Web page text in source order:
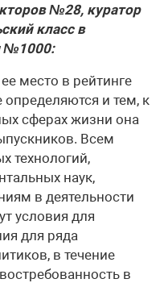
№28, куратор
класс в
№1000:
место в рейтинге
и тем, к
сферах жизни она
Всем
технологий,
наук,
в деятельности
условия для
для ряда
в течение
в